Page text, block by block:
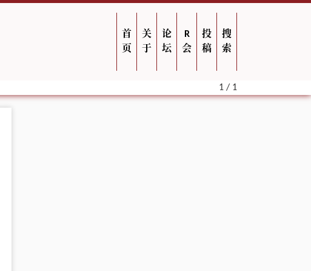
首
页
关
于
论
坛
R
会
投
稿
搜
索
1 / 1